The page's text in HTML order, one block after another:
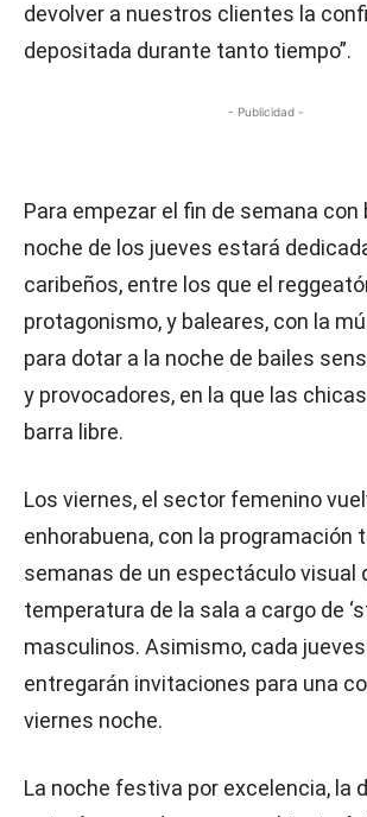
devolver a nuestros clientes la
depositada durante tanto tiempo”.
- Publicidad -
Para empezar el fin de semana con
noche de los jueves estará
caribeños, entre los que el
protagonismo, y baleares, con la
para dotar a la noche de bailes
y provocadores, en la que las
barra libre.
Los viernes, el sector femenino
enhorabuena, con la programación
semanas de un espectáculo visual
temperatura de la sala a cargo de
masculinos. Asimismo, cada
entregarán invitaciones para una
viernes noche.
La noche festiva por excelencia, la